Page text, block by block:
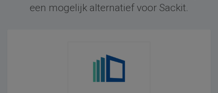
een mogelijk alternatief voor Sackit.